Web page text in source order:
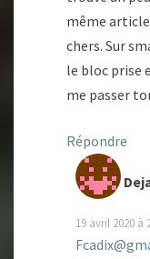
même
chers. Sur
le bloc prise
me passer
Répondre
19 avril 2020 à